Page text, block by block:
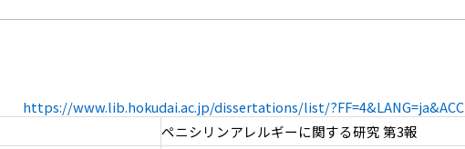
https://www.lib.hokudai.ac.jp/dissertations/list/
ペニシリンアレルギーに関する研究 第3報